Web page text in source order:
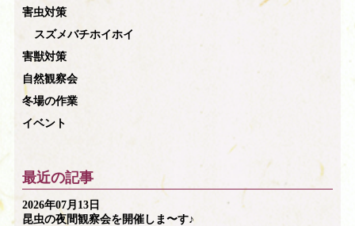
害虫対策
スズメバチホイホイ
害獣対策
自然観察会
冬場の作業
イベント
最近の記事
2026年07月13日
昆虫の夜間観察会を開催しま〜す♪